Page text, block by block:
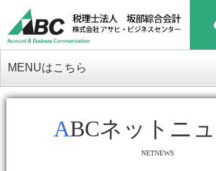
MENUはこちら
ABCネットニ
NETNEWS